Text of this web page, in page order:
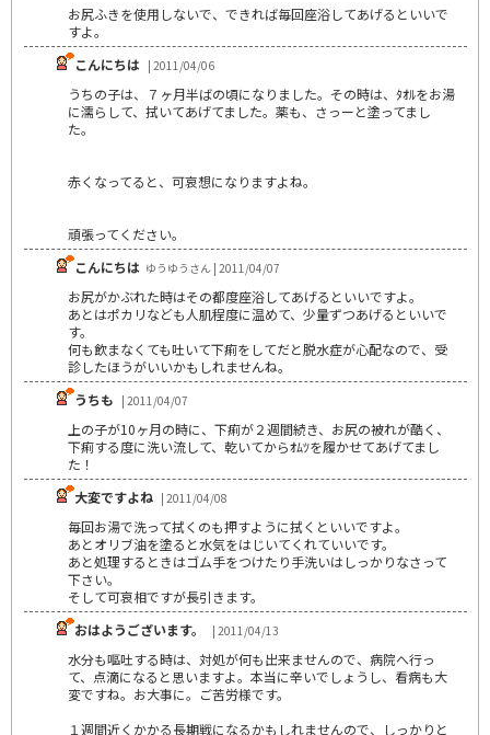
お尻ふきを使用しないで、できれば毎回座浴してあげるといいで
すよ。
こんにちは | 2011/04/06
うちの子は、７ヶ月半ばの頃になりました。その時は、ﾀｵﾙをお湯
に濡らして、拭いてあげてました。薬も、さっーと塗ってまし
た。
赤くなってると、可哀想になりますよね。
頑張ってください。
こんにちは ゆうゆうさん | 2011/04/07
お尻がかぶれた時はその都度座浴してあげるといいですよ。
あとはポカリなども人肌程度に温めて、少量ずつあげるといいで
す。
何も飲まなくても吐いて下痢をしてだと脱水症が心配なので、受
診したほうがいいかもしれませんね。
うちも | 2011/04/07
上の子が10ヶ月の時に、下痢が２週間続き、お尻の被れが酷く、
下痢する度に洗い流して、乾いてからｵﾑﾂを履かせてあげてまし
た！
大変ですよね | 2011/04/08
毎回お湯で洗って拭くのも押すように拭くといいですよ。
あとオリブ油を塗ると水気をはじいてくれていいです。
あと処理するときはゴム手をつけたり手洗いはしっかりなさって
下さい。
そして可哀相ですが長引きます。
おはようございます。
| 2011/04/13
水分も嘔吐する時は、対処が何も出来ませんので、病院へ行っ
て、点滴になると思いますよ。本当に辛いでしょうし、看病も大
変ですね。お大事に。ご苦労様です。
１週間近くかかる長期戦になるかもしれませんので、しっかりと